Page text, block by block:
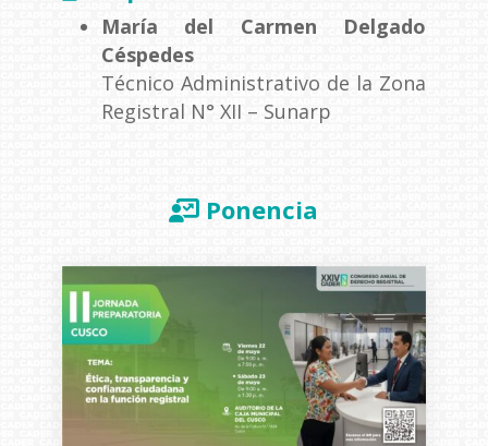
María del Carmen Delgado
Céspedes
Técnico Administrativo de la Zona
Registral N° XII – Sunarp
Ponencia